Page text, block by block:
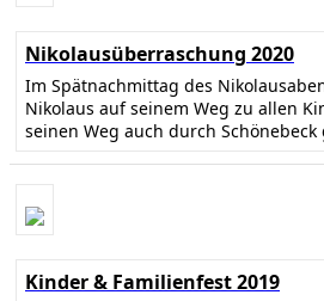
Nikolausüberraschung 2020
Im Spätnachmittag des
Nikolaus auf seinem Weg zu allen
seinen Weg auch durch
Kinder & Familienfest 2019